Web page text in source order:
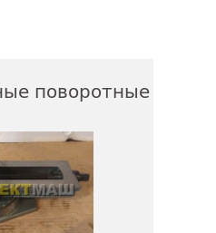
поворотные